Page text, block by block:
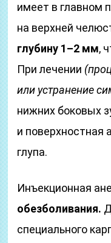
имеет в главном
на верхней
глубину 1–2 мм,
При лечении
или устранение
нижних боковых
и поверхностная
глупа.
Инъекционная
обезболивания.
специального